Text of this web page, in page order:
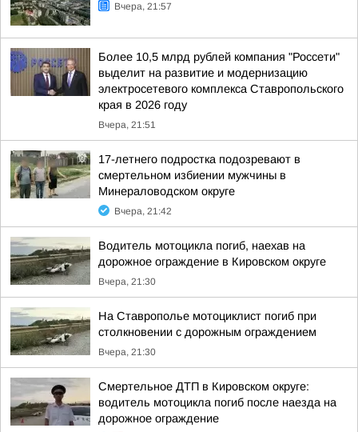
Вчера, 21:57
Более 10,5 млрд рублей компания "Россети"
выделит на развитие и модернизацию
электросетевого комплекса Ставропольского
края в 2026 году
Вчера, 21:51
17-летнего подростка подозревают в
смертельном избиении мужчины в
Минераловодском округе
Вчера, 21:42
Водитель мотоцикла погиб, наехав на
дорожное ограждение в Кировском округе
Вчера, 21:30
На Ставрополье мотоциклист погиб при
столкновении с дорожным ограждением
Вчера, 21:30
Смертельное ДТП в Кировском округе:
водитель мотоцикла погиб после наезда на
дорожное ограждение